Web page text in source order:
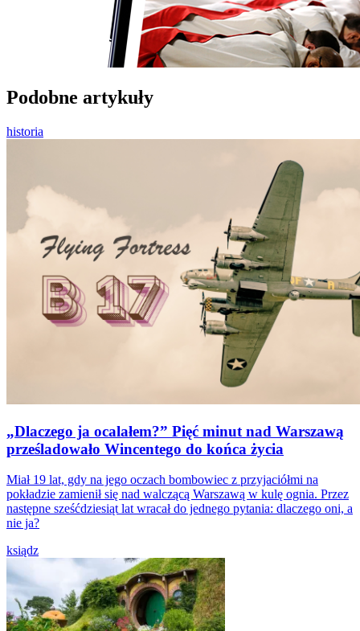
Podobne artykuły
historia
„Dlaczego ja ocalałem?” Pięć minut nad Warszawą
prześladowało Wincentego do końca życia
Miał 19 lat, gdy na jego oczach bombowiec z przyjaciółmi na
pokładzie zamienił się nad walczącą Warszawą w kulę ognia. Przez
następne sześćdziesiąt lat wracał do jednego pytania: dlaczego oni, a
nie ja?
ksiądz